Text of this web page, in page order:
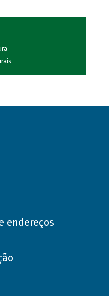
endereços